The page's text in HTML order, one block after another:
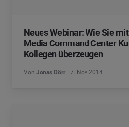
Neues Webinar: Wie Sie
Media Command Center
Kollegen überzeugen
Von Jonas Dörr 7. Nov 2014